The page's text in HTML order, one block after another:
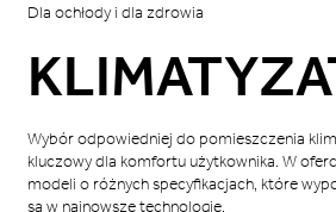
Dla ochłody i dla zdrowia
Wybór odpowiedniej do pomieszczenia
kluczowy dla komfortu użytkownika. W
modeli o różnych specyfikacjach, które
są w najnowsze technologie.